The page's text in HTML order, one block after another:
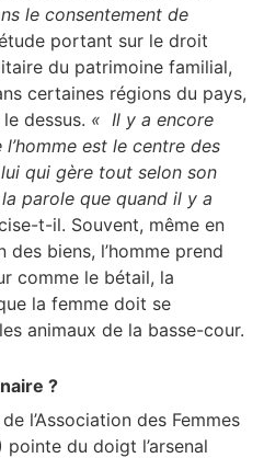
le consentement de
portant sur le droit
du patrimoine familial,
certaines régions du pays,
dessus. « Il y a encore
est le centre des
qui gère tout selon son
parole que quand il y a
t-il. Souvent, même en
des biens, l’homme prend
comme le bétail, la
la femme doit se
animaux de la basse-cour.
?
l’Association des Femmes
du doigt l’arsenal